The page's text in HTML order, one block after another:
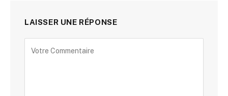
LAISSER UNE RÉPONSE